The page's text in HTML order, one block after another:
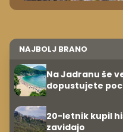
NAJBOLJ BRANO
Na Jadranu še
dopustujete
20-letnik kupil
zavidajo